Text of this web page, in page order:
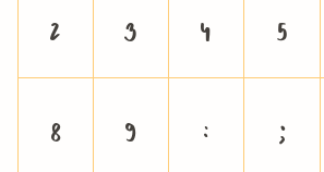
2
3 4 5
8
9 : ;